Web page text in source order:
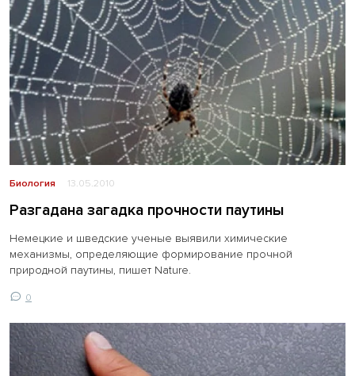
Биология 13.05.2010
Разгадана загадка прочности паутины
Немецкие и шведские ученые выявили химические
механизмы, определяющие формирование прочной
природной паутины, пишет Nature.
0